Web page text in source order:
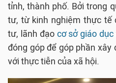
tỉnh, thành phố. Bởi trong
tư, từ kinh nghiệm thực tế
tư, lãnh đạo cơ sở giáo
đóng góp để góp phần xây
với thực tiễn của xã hội.